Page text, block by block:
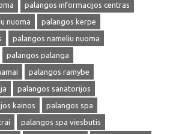
palangos informacijos centras
nuoma
palangos kerpe
palangos nameliu nuoma
palangos palanga
palangos ramybe
palangos sanatorijos
kainos
palangos spa
palangos spa viesbutis